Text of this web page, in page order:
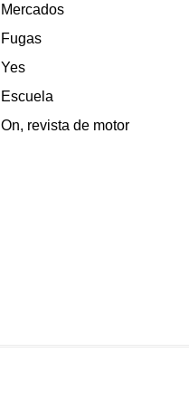
Mercados
Fugas
Yes
Escuela
On, revista de motor